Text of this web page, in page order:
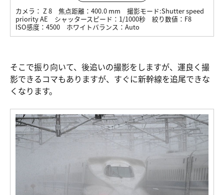
カメラ： Z 8 焦点距離： 400.0 mm 撮影モード:Shutter speed
priority AE
シャッタースピード： 1/1000秒 絞り数値： F8
ISO感度： 4500 ホワイトバランス： Auto
そこで振り向いて、後追いの撮影をしますが、運良く撮
影できるコマもありますが、すぐに新幹線を追尾できな
くなります。